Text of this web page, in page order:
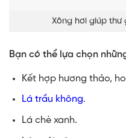
Xông hơi giúp thư
Bạn có thể lựa chọn
Kết hợp hương thảo,
Lá trầu không.
Lá chè xanh.